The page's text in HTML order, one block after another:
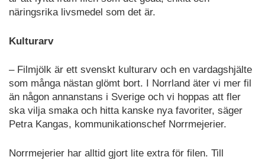
näringsrika livsmedel som det är.
Kulturarv
– Filmjölk är ett svenskt kulturarv och en vardagshjälte
som många nästan glömt bort. I Norrland äter vi mer fil
än någon annanstans i Sverige och vi hoppas att fler
ska vilja smaka och hitta kanske nya favoriter, säger
Petra Kangas, kommunikationschef Norrmejerier.
Norrmejerier har alltid gjort lite extra för filen. Till